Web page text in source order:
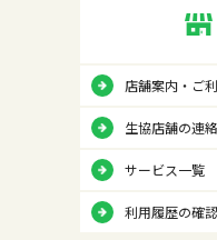
店舗案内・ご
生協店舗の連
サービス一覧
利用履歴の確